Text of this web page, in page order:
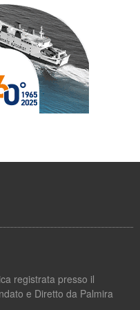
registrata presso il
e Diretto da Palmira